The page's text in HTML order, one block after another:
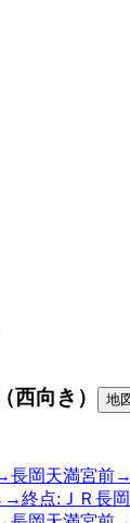
向き） 地
長岡天満宮前
終点:ＪＲ長岡